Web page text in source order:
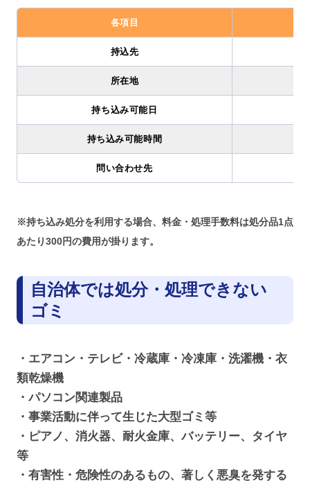
各項目
持込先
所在地
持ち込み可能日
持ち込み可能時間
問い合わせ先
※持ち込み処分を利用する場合、料金・処理手数料は処分品1点
あたり300円の費用が掛ります。
自治体では処分・処理できない
ゴミ
・エアコン・テレビ・冷蔵庫・冷凍庫・洗濯機・衣
類乾燥機
・パソコン関連製品
・事業活動に伴って生じた大型ゴミ等
・ピアノ、消火器、耐火金庫、バッテリー、タイヤ
等
・有害性・危険性のあるもの、著しく悪臭を発する